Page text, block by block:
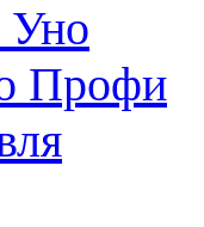
Уно
Профи